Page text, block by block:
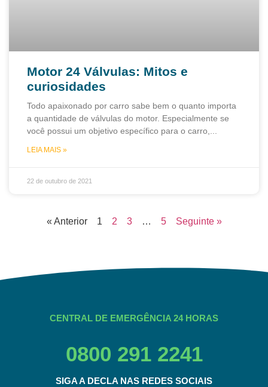
Motor 24 Válvulas: Mitos e
curiosidades
Todo apaixonado por carro sabe bem o quanto importa
a quantidade de válvulas do motor. Especialmente se
você possui um objetivo específico para o carro,
LEIA MAIS »
22 de outubro de 2021
« Anterior 1 2 3 … 5 Seguinte »
CENTRAL DE EMERGÊNCIA 24 HORAS
0800 291 2241
SIGA A DECLA NAS REDES SOCIAIS